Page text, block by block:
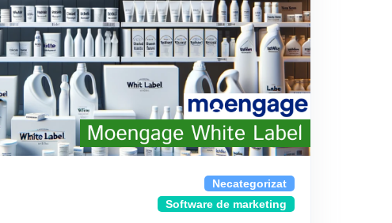
Necategorizat
Software de marketing